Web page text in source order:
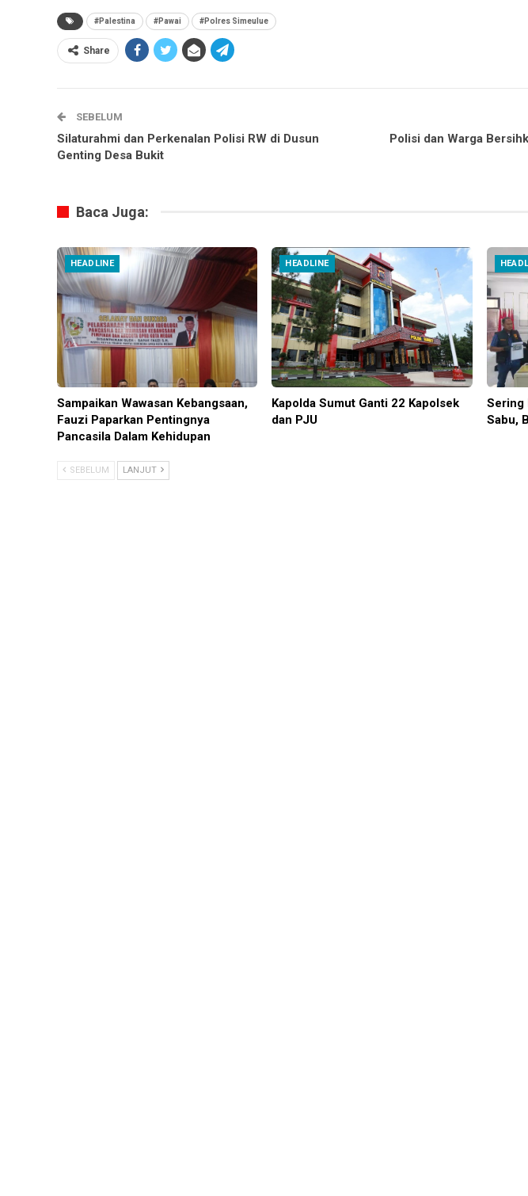
#Palestina #Pawai #Polres Simeulue
Share
SEBELUM
Silaturahmi dan Perkenalan Polisi RW di Dusun
Genting Desa Bukit
Polisi dan Warga
Baca Juga:
HEADLINE
Sampaikan Wawasan Kebangsaan,
Fauzi Paparkan Pentingnya
Pancasila Dalam Kehidupan
HEADLINE
Kapolda Sumut Ganti 22 Kapolsek
dan PJU
Sering
Sabu,
SEBELUM LANJUT